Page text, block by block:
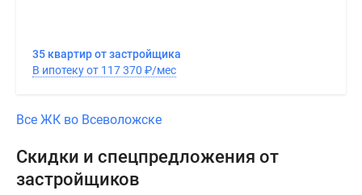
35 квартир от застройщика
В ипотеку от 117 370 ₽/мес
Все ЖК во Всеволожске
Скидки и спецпредложения от
застройщиков